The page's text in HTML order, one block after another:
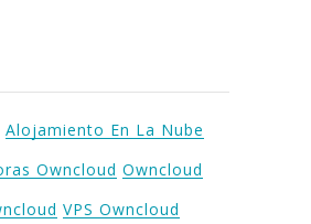
Alojamiento En La Nube
Owncloud Owncloud
VPS Owncloud